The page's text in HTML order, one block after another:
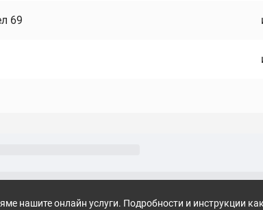
69
нашите онлайн услуги. Подробности и инструкции